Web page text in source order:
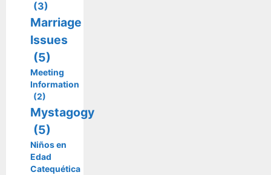
(3)
Marriage
Issues
(5)
Meeting
Information
(2)
Mystagogy
(5)
Niños en
Edad
Catequética